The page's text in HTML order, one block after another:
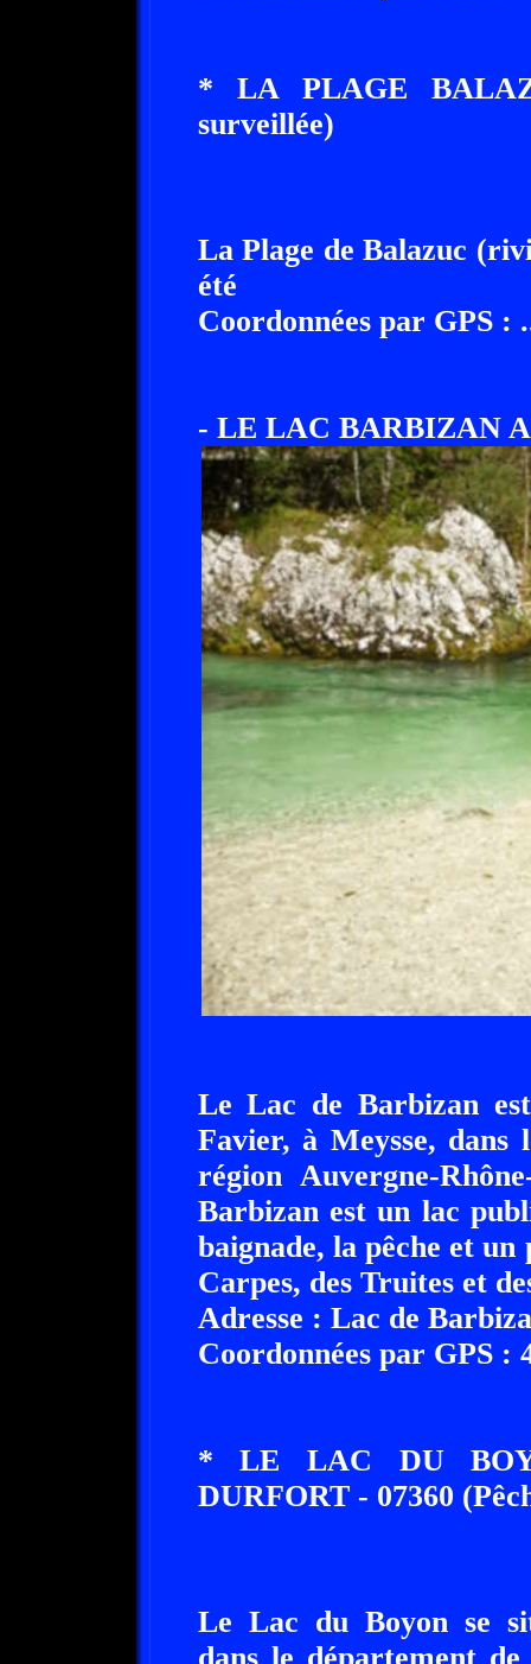
* LA PLAGE
surveillée)
La Plage de Balazuc
été
Coordonnées par GPS :
- LE LAC BARBIZAN A
Le Lac de Barbizan
Favier, à Meysse,
région Auvergne-
Barbizan est un lac
baignade, la pêche et un
Carpes, des Truites et
Adresse : Lac de
Coordonnées par GPS :
* LE LAC DU
DURFORT - 07360
Le Lac du Boyon se